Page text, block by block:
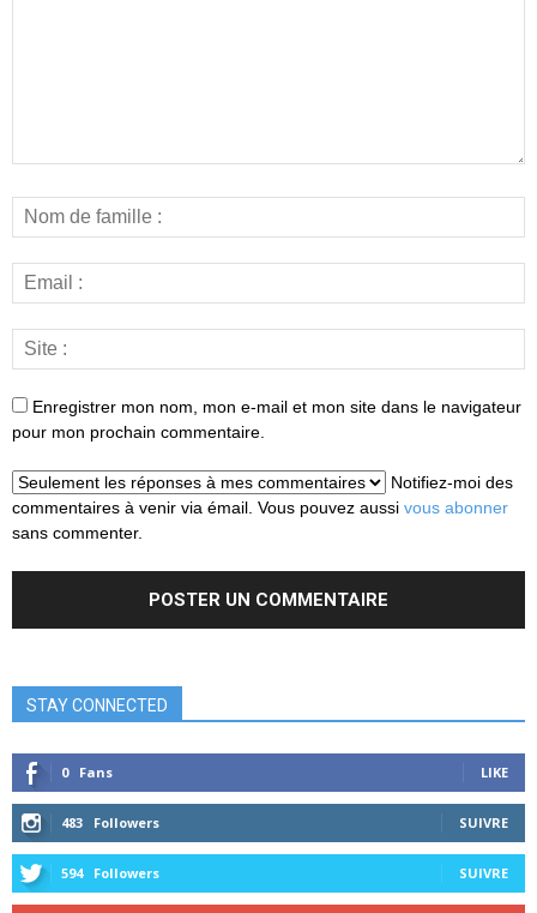
Enregistrer mon nom, mon e-mail et mon site dans le navigateur
pour mon prochain commentaire.
Notifiez-moi des
commentaires à venir via émail. Vous pouvez aussi vous abonner
sans commenter.
STAY CONNECTED
0 Fans LIKE
483 Followers SUIVRE
594 Followers SUIVRE